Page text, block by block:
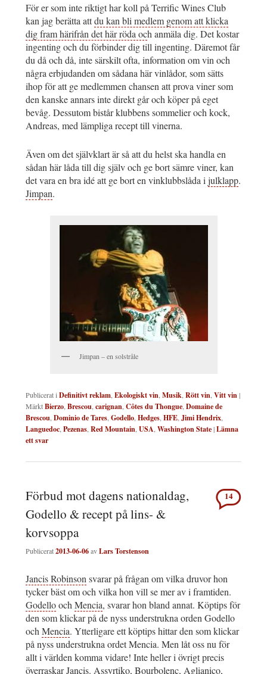
För er som inte riktigt har koll på Terrific Wines Club
kan jag berätta attdu kan bli medlem genom att klicka
dig fram härifrån det här röda och anmäla dig. Det kostar
ingenting och du förbinder dig till ingenting. Däremot får
du då och då, inte särskilt ofta, information om vin och
några erbjudanden om sådana här vinlådor, som sätts
ihop för att ge medlemmen chansen att prova viner som
den kanske annars inte direkt går och köper på eget
bevåg. Dessutom bistår klubbens sommelier och kock,
Andreas, med lämpliga recept till vinerna.
Även om det självklart är så att du helst ska handla en
sådan här låda till dig själv och ge bort sämre viner, kan
det vara en bra idé att ge bort en vinklubbslåda i julklapp.
Jimpan.
Jimpan – en solstråle
Publicerat i Definitivt reklam Ekologiskt vin Musik Rött vin Vitt vin|
MärktBierzo Brescou carignan Côtes du Thongue Domaine de
Brescou Dominio de Tares Godello Hedges HFE Jimi Hendrix
Languedoc Pezenas Red Mountain USA Washington State|Lämna
ett svar
Förbud mot dagens nationaldag,
Godello & recept på lins- &
korvsoppa
Publicerat2013-06-06avLars Torstenson
14
Jancis Robinson svarar på frågan om vilka druvor hon
tycker bäst om och vilka hon vill se mer av i framtiden.
Godellooch Mencia, svarar hon bland annat. Köptips för
den som klickar på de nyss understrukna orden Godello
och Mencia. Ytterligare ett köptips hittar den som klickar
på nyss understrukna ordet Mencia. Men låt oss nu för
allt i världen komma vidare! Inte heller i övrigt precis
överraskar Jancis. Assyrtiko, Bourbolenc, Aglianico,